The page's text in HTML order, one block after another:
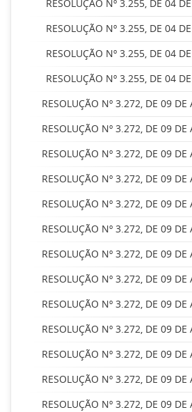
RESOLUÇÃO Nº 3.255, DE 04
RESOLUÇÃO Nº 3.255, DE 04
RESOLUÇÃO Nº 3.255, DE 04
RESOLUÇÃO Nº 3.255, DE 04
RESOLUÇÃO Nº 3.272, DE 09
RESOLUÇÃO Nº 3.272, DE 09
RESOLUÇÃO Nº 3.272, DE 09
RESOLUÇÃO Nº 3.272, DE 09
RESOLUÇÃO Nº 3.272, DE 09
RESOLUÇÃO Nº 3.272, DE 09
RESOLUÇÃO Nº 3.272, DE 09
RESOLUÇÃO Nº 3.272, DE 09
RESOLUÇÃO Nº 3.272, DE 09
RESOLUÇÃO Nº 3.272, DE 09
RESOLUÇÃO Nº 3.272, DE 09
RESOLUÇÃO Nº 3.272, DE 09
RESOLUÇÃO Nº 3.272, DE 09